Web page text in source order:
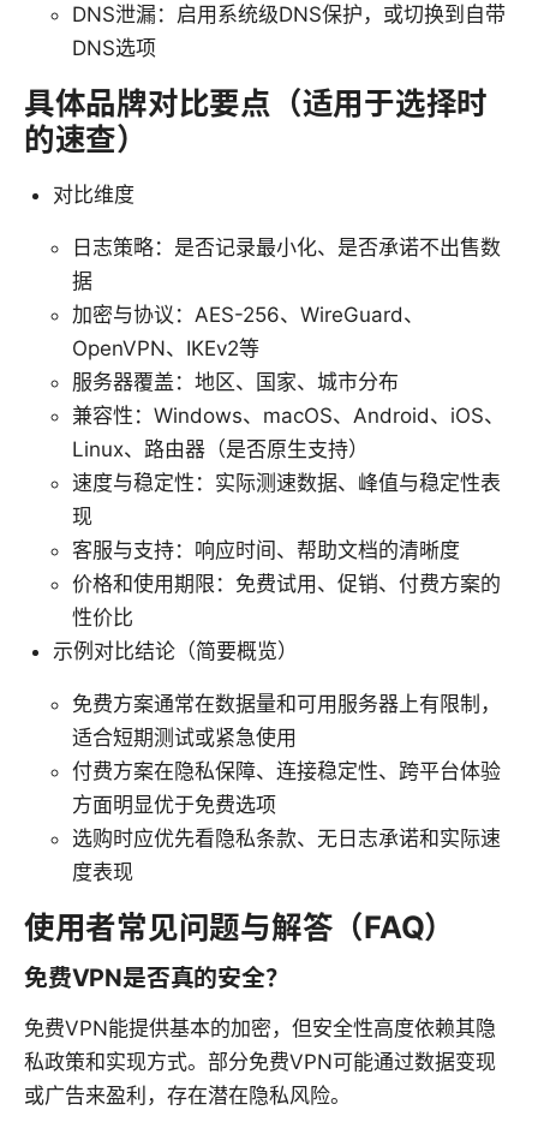
DNS泄漏：启用系统级DNS保护，或切换到自带
DNS选项
具体品牌对比要点（适用于选择时
的速查）
对比维度
日志策略：是否记录最小化、是否承诺不出售数
据
加密与协议：AES-256、WireGuard、
OpenVPN、IKEv2等
服务器覆盖：地区、国家、城市分布
兼容性：Windows、macOS、Android、iOS、
Linux、路由器（是否原生支持）
速度与稳定性：实际测速数据、峰值与稳定性表
现
客服与支持：响应时间、帮助文档的清晰度
价格和使用期限：免费试用、促销、付费方案的
性价比
示例对比结论（简要概览）
免费方案通常在数据量和可用服务器上有限制，
适合短期测试或紧急使用
付费方案在隐私保障、连接稳定性、跨平台体验
方面明显优于免费选项
选购时应优先看隐私条款、无日志承诺和实际速
度表现
使用者常见问题与解答（FAQ）
免费VPN是否真的安全？
免费VPN能提供基本的加密，但安全性高度依赖其隐
私政策和实现方式。部分免费VPN可能通过数据变现
或广告来盈利，存在潜在隐私风险。